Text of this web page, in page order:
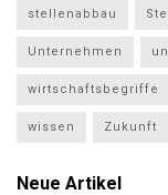
stellenabbau
Unternehmen
wirtschaftsbegriffe
wissen Zukunft
Neue Artikel